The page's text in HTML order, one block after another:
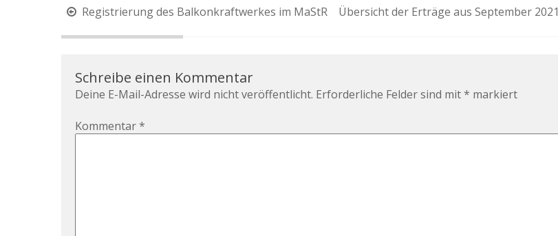
Registrierung des Balkonkraftwerkes im MaStR Übersicht der Erträge aus September 2021
Schreibe einen Kommentar
Deine E-Mail-Adresse wird nicht veröffentlicht. Erforderliche Felder sind mit* markiert
Kommentar*